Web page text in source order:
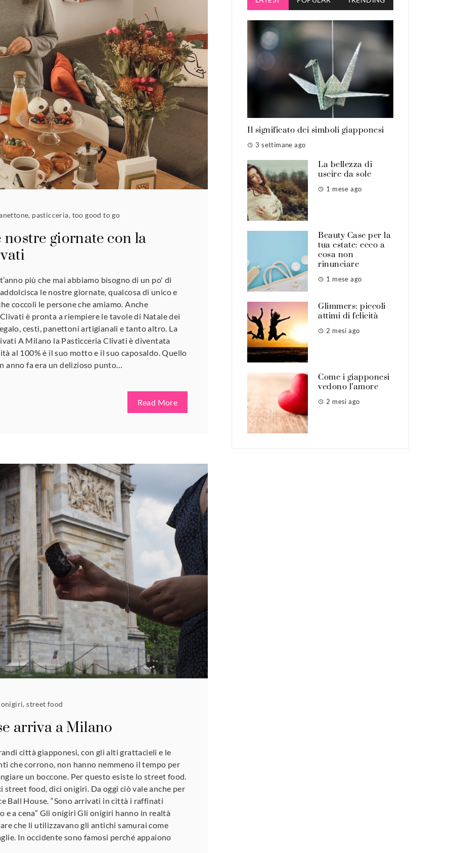
, pasticceria, too good to go
giornate con la
più che mai abbiamo bisogno di un po' di
le nostre giornate, qualcosa di unico e
coccoli le persone che amiamo. Anche
è pronta a riempiere le tavole di Natale dei
cesti, panettoni artigianali e tanto altro. La
A Milano la Pasticceria Clivati è diventata
al 100% è il suo motto e il suo caposaldo. Quello
anno fa era un delizioso punto…
Read More
onigiri,street food
arriva a Milano
città giapponesi, con gli alti grattacieli e le
che corrono, non hanno nemmeno il tempo per
un boccone. Per questo esiste lo street food.
street food, dici onigiri. Da oggi ciò vale anche per
Ball House. “Sono arrivati in città i raffinati
e a cena” Gli onigiri Gli onigiri hanno in realtà
che li utilizzavano gli antichi samurai come
In occidente sono famosi perché appaiono
Il significato dei simboli giapponesi
3 settimane ago
La bellezza di
uscire da sole
1 mese ago
Beauty Case per la
tua estate: ecco a
cosa non
rinunciare
1 mese ago
Glimmers: piccoli
attimi di felicità
2 mesi ago
Come i giapponesi
vedono l’amore
2 mesi ago